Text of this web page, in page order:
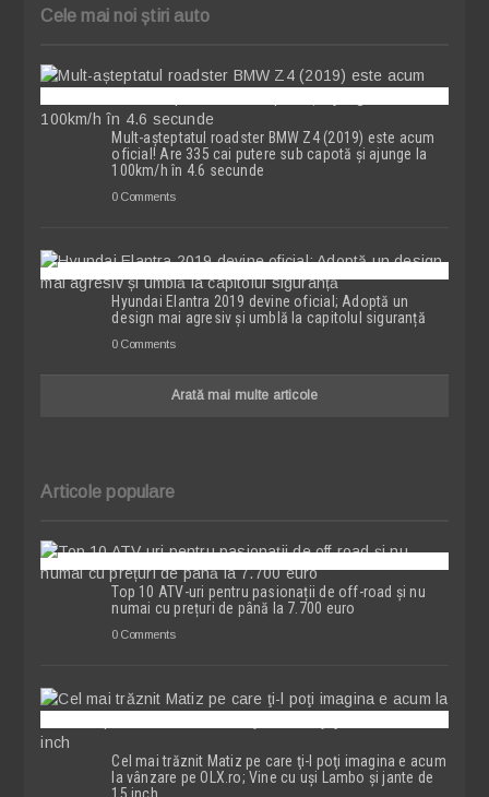
Cele mai noi știri auto
Mult-așteptatul roadster BMW Z4 (2019) este acum
oficial! Are 335 cai putere sub capotă și ajunge la
100km/h în 4.6 secunde
0 Comments
Hyundai Elantra 2019 devine oficial; Adoptă un
design mai agresiv și umblă la capitolul siguranță
0 Comments
Arată mai multe articole
Articole populare
Top 10 ATV-uri pentru pasionații de off-road și nu
numai cu prețuri de până la 7.700 euro
0 Comments
Cel mai trăznit Matiz pe care ţi-l poţi imagina e acum
la vânzare pe OLX.ro; Vine cu uşi Lambo şi jante de